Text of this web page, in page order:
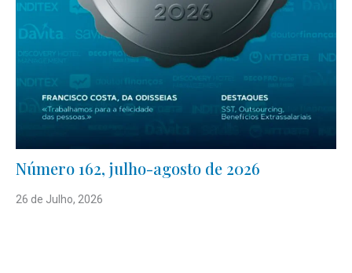
Número 162, julho-agosto de 2026
26 de Julho, 2026